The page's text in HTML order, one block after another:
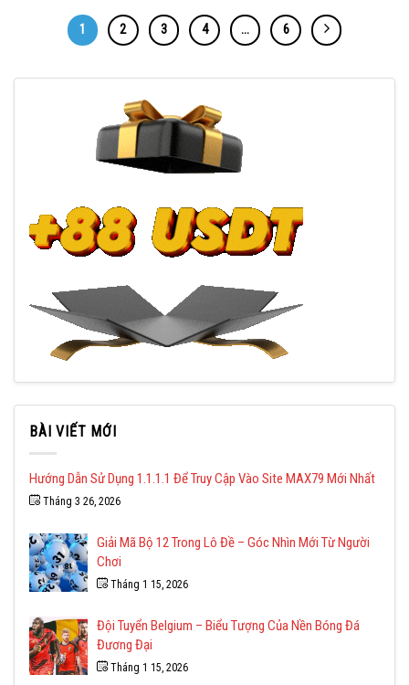
1 2 3 4 … 6
BÀI VIẾT MỚI
Hướng Dẫn Sử Dụng 1.1.1.1 Để Truy Cập Vào Site MAX79 Mới Nhất
Tháng 3 26, 2026
Giải Mã Bộ 12 Trong Lô Đề – Góc Nhìn Mới Từ Người
Chơi
Tháng 1 15, 2026
Đội Tuyển Belgium – Biểu Tượng Của Nền Bóng Đá
Đương Đại
Tháng 1 15, 2026